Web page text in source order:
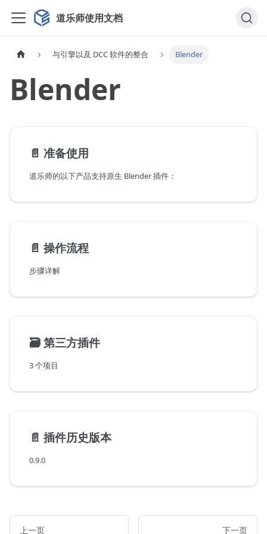
道乐师使用文档
与引擎以及 DCC 软件的整合 Blender
Blender
📄️ 准备使用
道乐师的以下产品支持原生 Blender 插件：
📄️ 操作流程
步骤详解
🗃️第三方插件
3 个项目
📄️ 插件历史版本
0.9.0
上一页 下一页